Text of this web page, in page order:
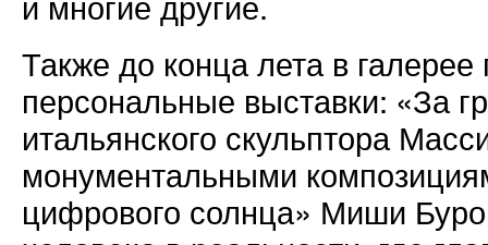
и многие другие.
Также до конца лета в
персональные выставки: «За
итальянского скульптора
монументальными
цифрового солнца» Миши